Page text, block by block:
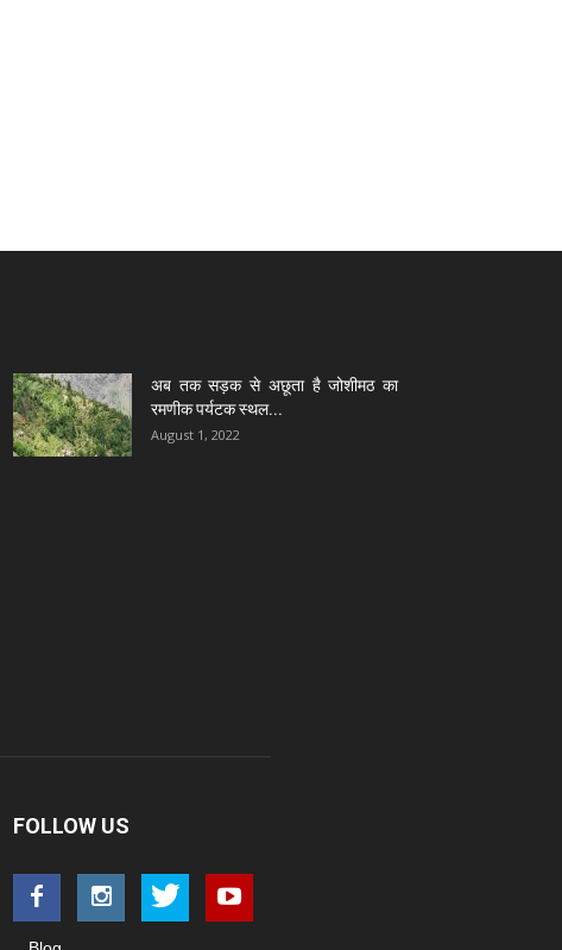
अब तक सड़क से अछूता है जोशीमठ का
रमणीक पर्यटक स्थल...
August 1, 2022
FOLLOW US